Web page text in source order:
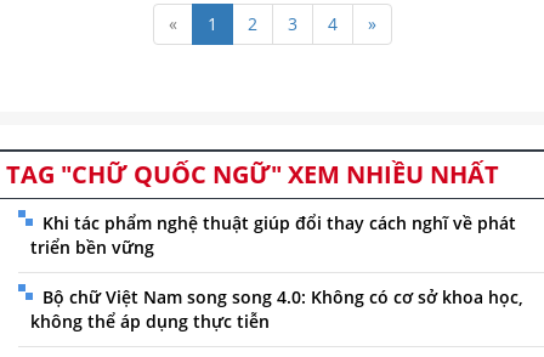
« 1 2 3 4 »
TAG "CHỮ QUỐC NGỮ" XEM NHIỀU NHẤT
Khi tác phẩm nghệ thuật giúp đổi thay cách nghĩ về phát
triển bền vững
Bộ chữ Việt Nam song song 4.0: Không có cơ sở khoa học,
không thể áp dụng thực tiễn